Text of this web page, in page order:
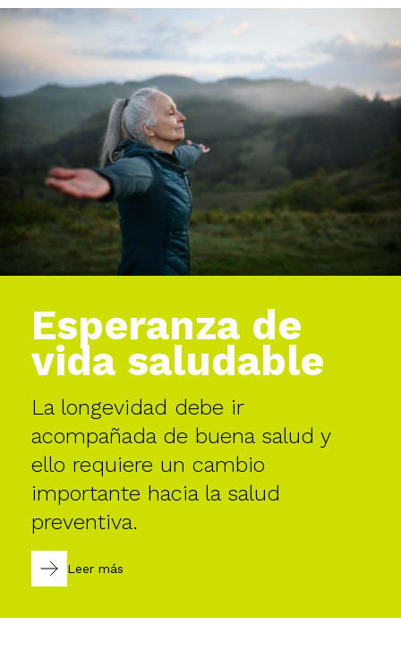
Esperanza de
vida saludable
La longevidad debe ir
acompañada de buena salud y
ello requiere un cambio
importante hacia la salud
preventiva.
Leer más